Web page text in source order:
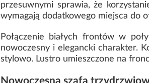
przesuwnymi sprawia, że
wymagają dodatkowego miejsca do
Połączenie białych frontów w
nowoczesny i elegancki charakter.
stylowo. Lustro umieszczone na
Nowoczesna szafa